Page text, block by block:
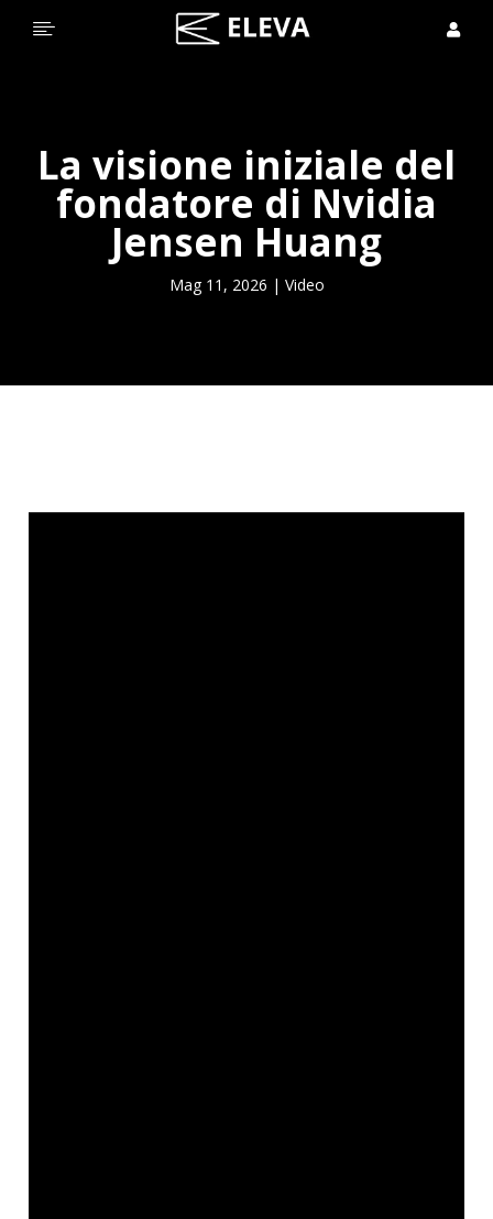
 
La visione iniziale del
fondatore di Nvidia
Jensen Huang
Mag 11, 2026 | Video